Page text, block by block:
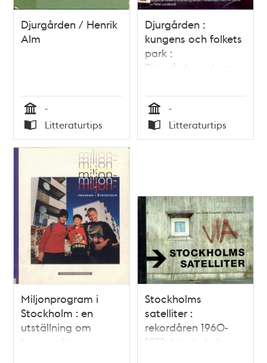
Djurgården / Henrik
Alm
Tid
-
Typ
Litteraturtips
Djurgården :
kungens och folkets
park :
Djurgårdsmarkens
medeltiden fram till
vår tid / av Peter
Lundevall
Tid
-
Typ
Litteraturtips
Miljonprogram i
Stockholm : en
utställning om
byggandet,
Stockholms
satelliter :
rekordåren 1960-
1979 / text: Jerker